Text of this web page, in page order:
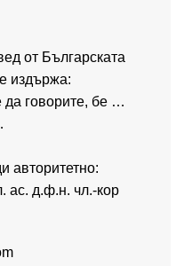
от Българската
издържа:
говорите, бе …
авторитетно:
ас. д.ф.н. чл.-кор